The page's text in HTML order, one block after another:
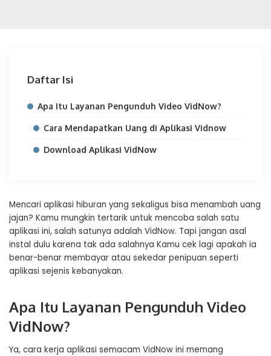
Daftar Isi
Apa Itu Layanan Pengunduh Video VidNow?
Cara Mendapatkan Uang di Aplikasi Vidnow
Download Aplikasi VidNow
Mencari aplikasi hiburan yang sekaligus bisa menambah uang
jajan? Kamu mungkin tertarik untuk mencoba salah satu
aplikasi ini, salah satunya adalah VidNow. Tapi jangan asal
instal dulu karena tak ada salahnya Kamu cek lagi apakah ia
benar-benar membayar atau sekedar penipuan seperti
aplikasi sejenis kebanyakan.
Apa Itu Layanan Pengunduh Video
VidNow?
Ya, cara kerja aplikasi semacam VidNow ini memang